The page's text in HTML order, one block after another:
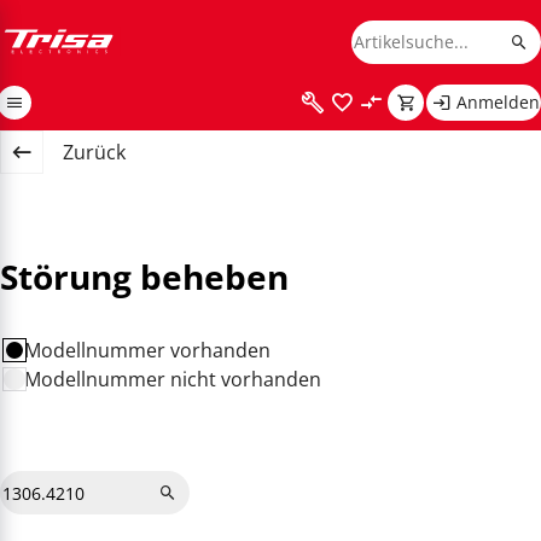
Anmelden
Zurück
Störung beheben
Modellnummer vorhanden
Modellnummer nicht vorhanden